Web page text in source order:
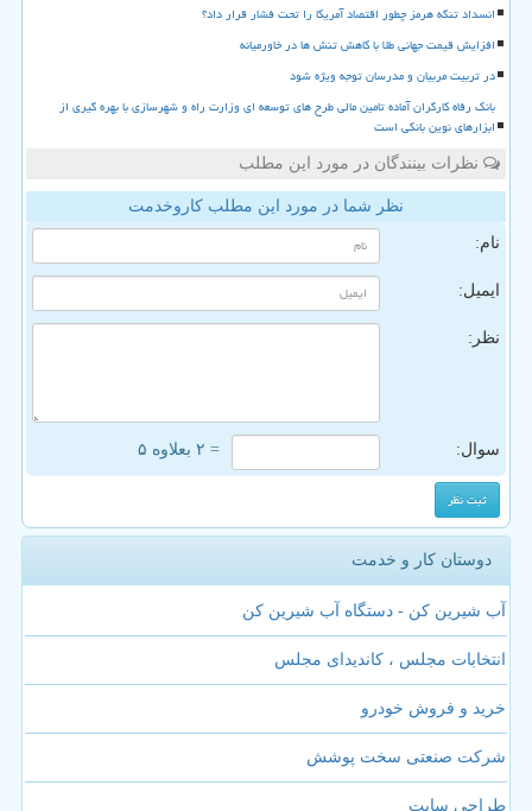
انسداد تنگه هرمز چطور اقتصاد آمریکا را تحت فشار قرار داد؟
افزایش قیمت جهانی طلا با کاهش تنش ها در خاورمیانه
در تربیت مربیان و مدرسان توجه ویژه شود
بانک رفاه کارگران آماده تامین مالی طرح های توسعه ای وزارت راه و شهرسازی با بهره گیری از
ابزارهای نوین بانکی است
نظرات بینندگان در مورد این مطلب
نظر شما در مورد این مطلب کاروخدمت
نام:
ایمیل:
نظر:
سوال: = ۲ بعلاوه ۵
دوستان کار و خدمت
آب شیرین کن - دستگاه آب شیرین کن
انتخابات مجلس ، کاندیدای مجلس
خرید و فروش خودرو
شرکت صنعتی سخت پوشش
طراحی سایت